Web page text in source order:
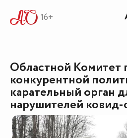
16+
Областной Комитет
конкурентной
карательный орган
нарушителей